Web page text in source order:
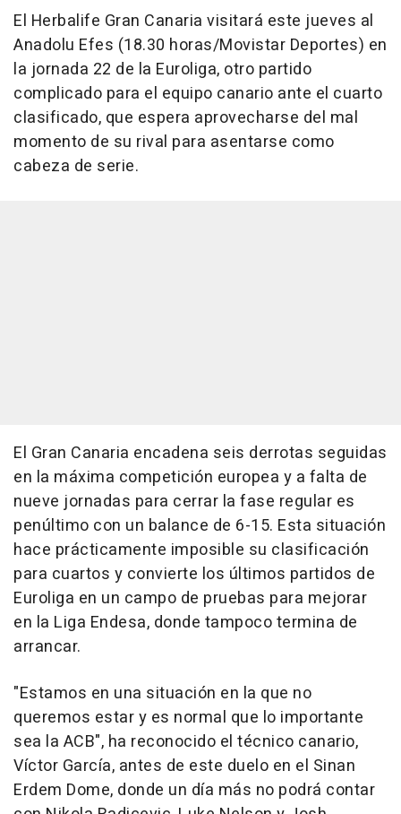
El Herbalife Gran Canaria visitará este jueves al
Anadolu Efes (18.30 horas/Movistar Deportes) en
la jornada 22 de la Euroliga, otro partido
complicado para el equipo canario ante el cuarto
clasificado, que espera aprovecharse del mal
momento de su rival para asentarse como
cabeza de serie.
El Gran Canaria encadena seis derrotas seguidas
en la máxima competición europea y a falta de
nueve jornadas para cerrar la fase regular es
penúltimo con un balance de 6-15. Esta situación
hace prácticamente imposible su clasificación
para cuartos y convierte los últimos partidos de
Euroliga en un campo de pruebas para mejorar
en la Liga Endesa, donde tampoco termina de
arrancar.
"Estamos en una situación en la que no
queremos estar y es normal que lo importante
sea la ACB", ha reconocido el técnico canario,
Víctor García, antes de este duelo en el Sinan
Erdem Dome, donde un día más no podrá contar